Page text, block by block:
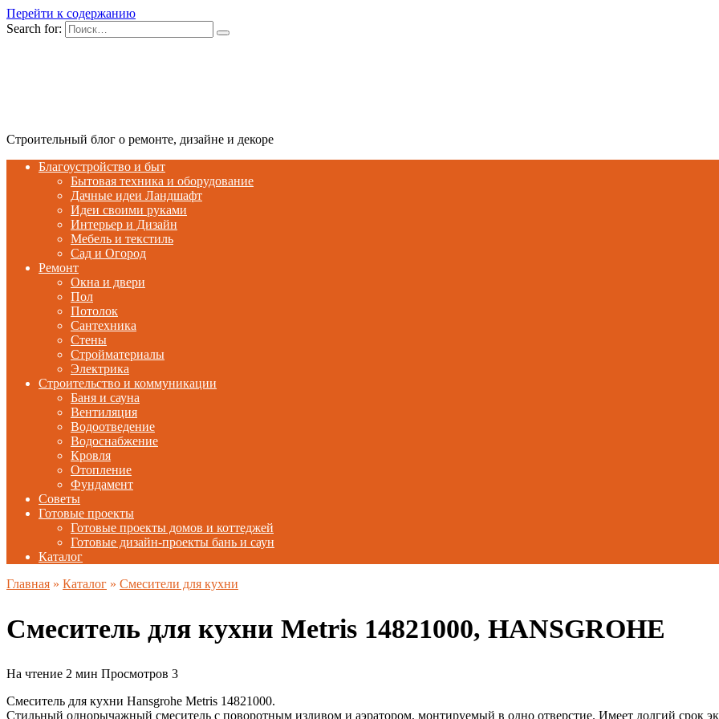
Перейти к содержанию
Search for:
Строительный блог о ремонте, дизайне и декоре
Благоустройство и быт
Бытовая техника и оборудование
Дачные идеи Ландшафт
Идеи своими руками
Интерьер и Дизайн
Мебель и текстиль
Сад и Огород
Ремонт
Окна и двери
Пол
Потолок
Сантехника
Стены
Стройматериалы
Электрика
Строительство и коммуникации
Баня и сауна
Вентиляция
Водоотведение
Водоснабжение
Кровля
Отопление
Фундамент
Советы
Готовые проекты
Готовые проекты домов и коттеджей
Готовые дизайн-проекты бань и саун
Каталог
Главная » Каталог » Смесители для кухни
Смеситель для кухни Metris 14821000, HANSGROHE
На чтение 2 мин Просмотров 3
Смеситель для кухни Hansgrohe Metris 14821000.
Стильный однорычажный смеситель с поворотным изливом и аэратором, монтируемый в одно отверстие. Имеет долгий срок